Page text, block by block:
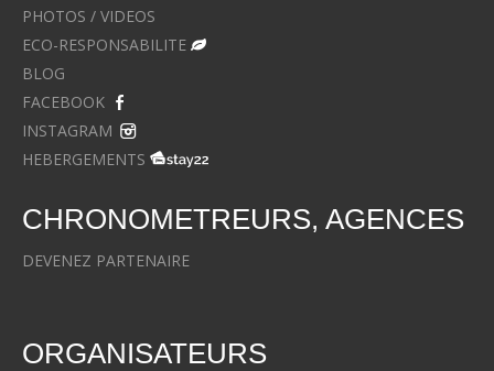
PHOTOS / VIDEOS
ECO-RESPONSABILITE
BLOG
FACEBOOK
INSTAGRAM
HEBERGEMENTS
CHRONOMETREURS, AGENCES
DEVENEZ PARTENAIRE
ORGANISATEURS